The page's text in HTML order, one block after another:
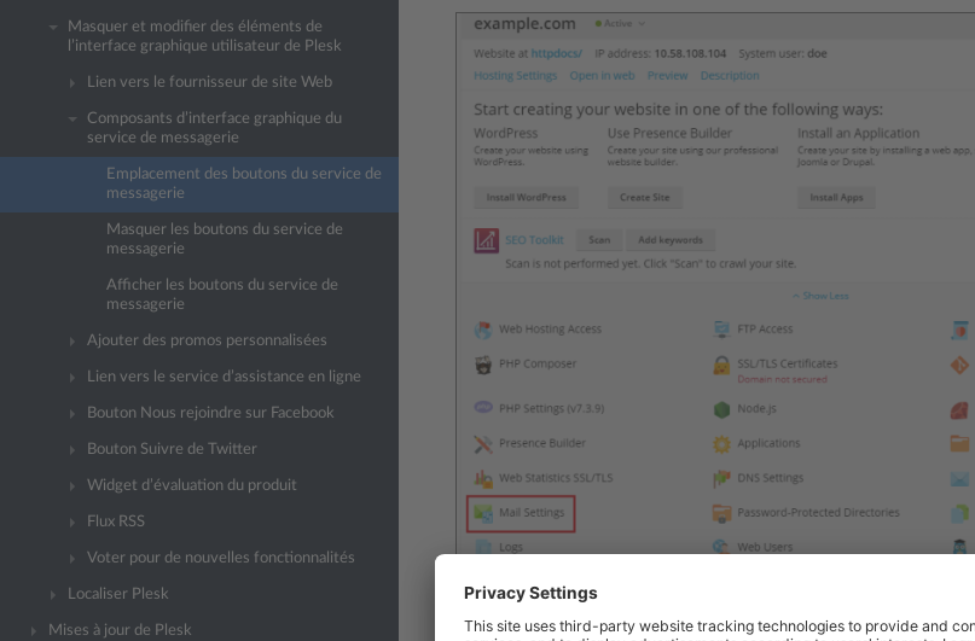
Masquer et modifier des éléments de
l’interface graphique utilisateur de Plesk
Lien vers le fournisseur de site Web
Composants d’interface graphique du
service de messagerie
Emplacement des boutons du service de
messagerie
Masquer les boutons du service de
messagerie
Afficher les boutons du service de
messagerie
Ajouter des promos personnalisées
Lien vers le service d’assistance en ligne
Bouton Nous rejoindre sur Facebook
Bouton Suivre de Twitter
Widget d’évaluation du produit
Flux RSS
Voter pour de nouvelles fonctionnalités
Localiser Plesk
Mises à jour de Plesk